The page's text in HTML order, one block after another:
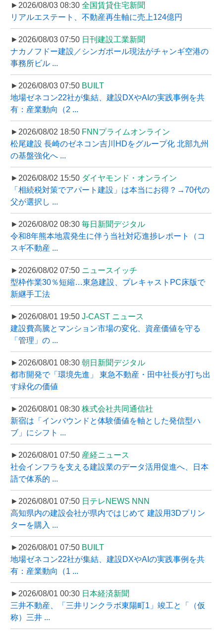
►2026/08/03 08:30 全国賃貸住宅新聞
リアルエステート、不動産再生軸に売上124億円
►2026/08/03 07:50 日刊建設工業新聞
ナカノフドー建設／シンガポール現法がチャンギ空港の
事務所ビル ...
►2026/08/03 07:50 BUILT
地場ゼネコン22社が集結、建設DXやAIの実践事例を共
有：産業動向（2 ...
►2026/08/02 18:50 FNNプライムオンライン
松尾建設 長崎のゼネコン吉川HDをグループ化 北部九州
の基盤強化へ ...
►2026/08/02 15:50 ダイヤモンド・オンライン
「相続税対策でアパート建設」は本当にお得？→70代の
父が選択し ...
►2026/08/02 08:30 毎日新聞デジタル
令和8年熊本地震発生に伴う当社対応進捗レポート（コ
スギ不動産 ...
►2026/08/02 07:50 ニュースイッチ
型枠作業30％短縮…東急建設、プレキャストPC床版で
新継手工法
►2026/08/01 19:50 J-CAST ニュース
建設費高騰とマンション市場の変化、資産価値を守る
「管理」の ...
►2026/08/01 08:30 朝日新聞デジタル
都市開発で「環境先進」 東急不動産・田中社長が打ち出
す緑化の価値
►2026/08/01 08:30 株式会社共同通信社
新宿は「インバウンドと体験価値を軸とした発信型ハ
ブ」にシフト ...
►2026/08/01 07:50 産経ニュース
社会インフラを支える建設業のデータ活用促進へ、日本
語で体系的 ...
►2026/08/01 07:50 日テレNEWS NNN
高知県内の建設会社が県内ではじめて 建設用3Dプリン
ターを購入 ...
►2026/08/01 07:50 BUILT
地場ゼネコン22社が集結、建設DXやAIの実践事例を共
有：産業動向（1 ...
►2026/08/01 00:30 日本経済新聞
三井不動産、「三井リンクラボ東陽町1」竣工と「（仮
称）三井 ...